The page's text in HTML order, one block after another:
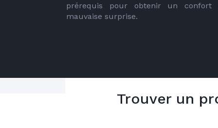
prérequis pour obtenir un confort
mauvaise surprise.
Trouver un